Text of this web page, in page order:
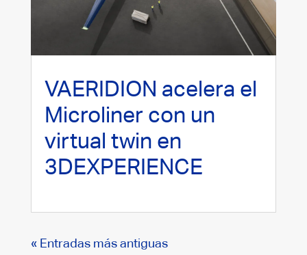
VAERIDION acelera el
Microliner con un
virtual twin en
3DEXPERIENCE
« Entradas más antiguas